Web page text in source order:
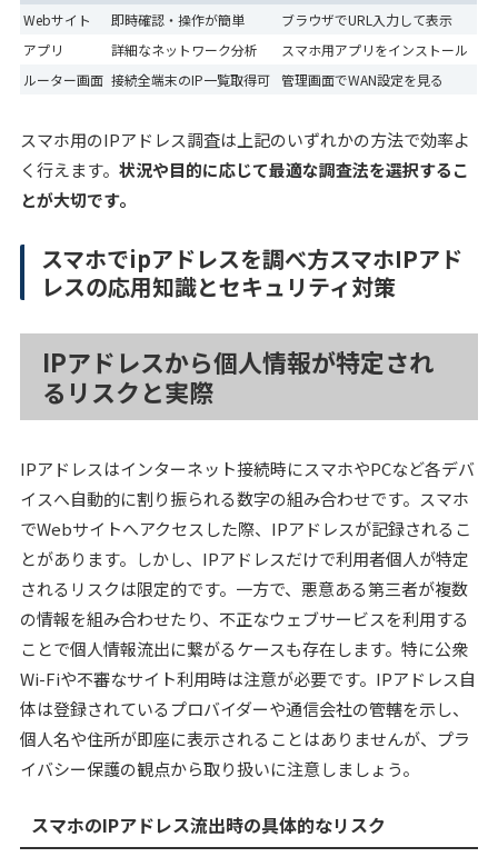
Webサイト
即時確認・操作が簡単
ブラウザでURL入力して表示
アプリ
詳細なネットワーク分析
スマホ用アプリをインストール
ルーター画面 接続全端末のIP一覧取得可 管理画面でWAN設定を見る
スマホ用のIPアドレス調査は上記のいずれかの方法で効率よ
く行えます。状況や目的に応じて最適な調査法を選択するこ
とが大切です。
スマホでipアドレスを調べ方スマホIPアド
レスの応用知識とセキュリティ対策
IPアドレスから個人情報が特定され
るリスクと実際
IPアドレスはインターネット接続時にスマホやPCなど各デバ
イスへ自動的に割り振られる数字の組み合わせです。スマホ
でWebサイトへアクセスした際、IPアドレスが記録されるこ
とがあります。しかし、IPアドレスだけで利用者個人が特定
されるリスクは限定的です。一方で、悪意ある第三者が複数
の情報を組み合わせたり、不正なウェブサービスを利用する
ことで個人情報流出に繋がるケースも存在します。特に公衆
Wi-Fiや不審なサイト利用時は注意が必要です。IPアドレス自
体は登録されているプロバイダーや通信会社の管轄を示し、
個人名や住所が即座に表示されることはありませんが、プラ
イバシー保護の観点から取り扱いに注意しましょう。
スマホのIPアドレス流出時の具体的なリスク